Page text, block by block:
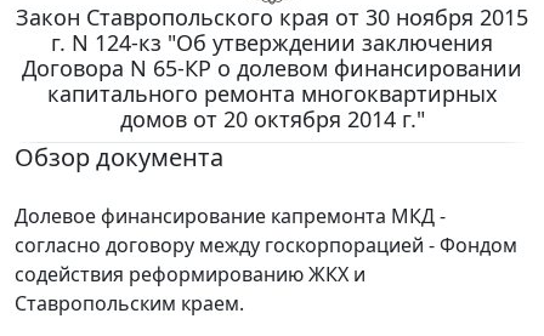
Закон Ставропольского края от 30 ноября 2015
г. N 124-кз "Об утверждении заключения
Договора N 65-КР о долевом финансировании
капитального ремонта многоквартирных
домов от 20 октября 2014 г."
Обзор документа
Долевое финансирование капремонта МКД -
согласно договору между госкорпорацией - Фондом
содействия реформированию ЖКХ и
Ставропольским краем.